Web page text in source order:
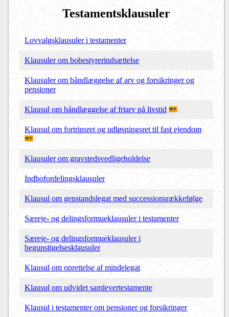
Testamentsklausuler
Lovvalgsklausuler i testamenter
Klausuler om bobestyrerindsættelse
Klausuler om båndlæggelse af arv og forsikringer og
pensioner
Klausul om båndlæggelse af friarv på livstid
Klausul om fortrinsretog udløsningsrettil fast ejendom
Klausuler om gravstedsvedligeholdelse
Indbofordelingsklausuler
Klausul om genstandslegat med successionsrækkefølge
Særeje- og delingsformueklausuler i testamenter
Særeje- og delingsformueklausuler i
begunstigelsesklausuler
Klausul om oprettelse af mindelegat
Klausul om udvidet samlevertestamente
Klausul i testamenter om pensioner og forsikringer